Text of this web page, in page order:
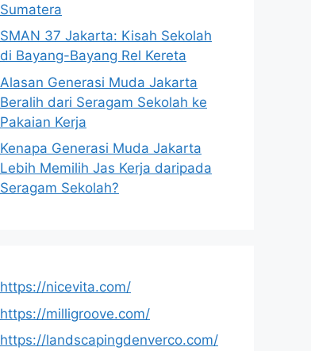
Sumatera
SMAN 37 Jakarta: Kisah Sekolah
di Bayang-Bayang Rel Kereta
Alasan Generasi Muda Jakarta
Beralih dari Seragam Sekolah ke
Pakaian Kerja
Kenapa Generasi Muda Jakarta
Lebih Memilih Jas Kerja daripada
Seragam Sekolah?
https://nicevita.com/
https://milligroove.com/
https://landscapingdenverco.com/